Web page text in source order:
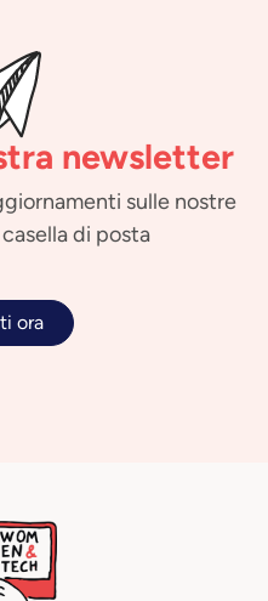
newsletter
sulle nostre
di posta
ora